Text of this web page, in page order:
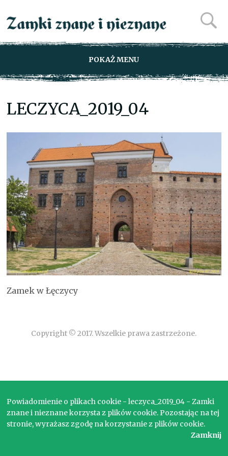
POKAŻ MENU
LECZYCA_2019_04
Zamek w Łęczycy
Copyright © 2017. Wszelkie prawa zastrzeżone.
Powiadomienie o plikach cookie - leczyca_2019_04 - Zamki
znane i nieznane korzysta z plików cookie. Pozostając na tej
stronie, wyrażasz zgodę na korzystanie z plików cookie.
Zamknij